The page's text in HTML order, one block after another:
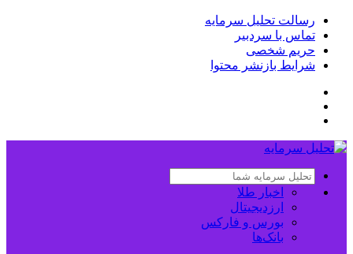
رسالت تحلیل سرمایه
تماس با سردبیر
حریم شخصی
شرایط بازنشر محتوا
اخبار طلا
ارزدیجیتال
بورس و فارکس
بانک‌ها